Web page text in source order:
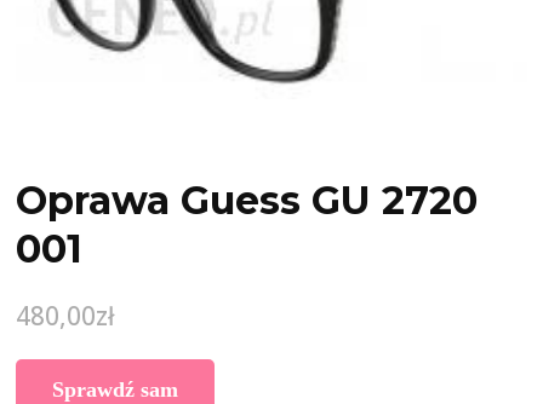
Oprawa Guess GU 2720
001
480,00zł
Sprawdź sam